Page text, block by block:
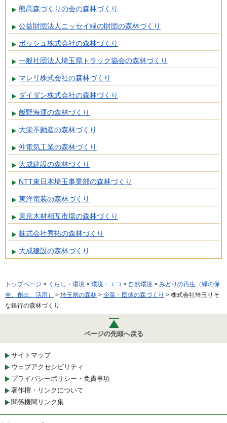
熊高森づくりの会の森林づくり
公益財団法人ニッセイ緑の財団の森林づくり
ボッシュ株式会社の森林づくり
一般社団法人埼玉県トラック協会の森林づくり
マレリ株式会社の森林づくり
ダイダン株式会社の森林づくり
飯野海運の森林づくり
大栄不動産の森林づくり
沖電気工業の森林づくり
大成建設の森林づくり
NTT東日本埼玉事業部の森林づくり
東洋電装の森林づくり
東京木材相互市場の森林づくり
株式会社秀拓の森林づくり
大成建設の森林づくり
トップページ > くらし・環境 > 環境・エコ > 自然環境 > みどりの再生（緑の保
全、創出、活用）
> 埼玉県の森林 > 企業・団体の森づくり > 株式会社埼玉りそ
な銀行の森林づくり
ページの先頭へ戻る
サイトマップ
ウェブアクセシビリティ
プライバシーポリシー・免責事項
著作権・リンクについて
関係機関リンク集